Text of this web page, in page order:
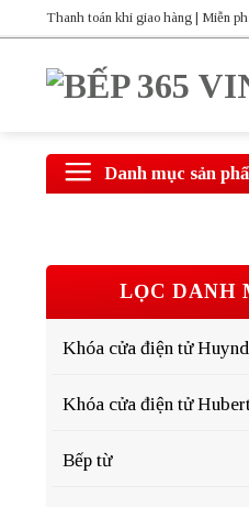
Thanh toán khi giao hàng | Miễn
Danh mục sản
LỌC DANH
Khóa cửa điện tử
Khóa cửa điện tử
Bếp từ